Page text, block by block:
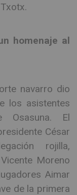
homenaje al
navarro dio
los asistentes
Osasuna. El
César
rojilla,
Moreno
Aimar
de la primera